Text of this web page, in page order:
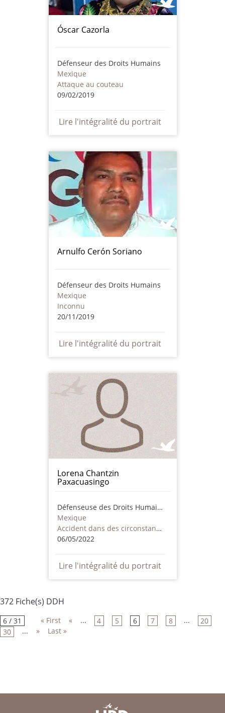
Óscar Cazorla
Défenseur des Droits Humains
Mexique
Attaque au couteau
09/02/2019
Lire l'intégralité du portrait
Arnulfo Cerón Soriano
Défenseur des Droits Humains
Mexique
Inconnu
20/11/2019
Lire l'intégralité du portrait
Lorena Chantzin
Paxacuasingo
Défenseuse des Droits Humains
Mexique
Accident dans des circonstances supectes
06/05/2022
Lire l'intégralité du portrait
372 Fiche(s) DDH
6 / 31 « First « ... 4 5 6 7 8 ...
20
30
... » Last »